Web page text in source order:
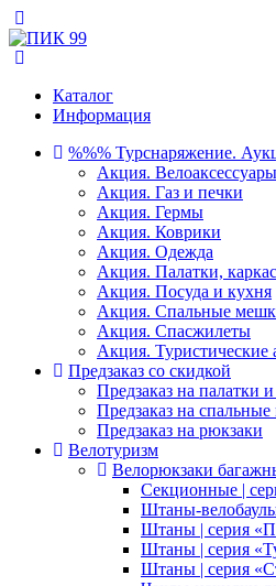
Каталог
Информация
%%% Турснаряжение.
Акция. Велоаксессуары
Акция. Газ и печки
Акция. Гермы
Акция. Коврики
Акция. Одежда
Акция. Палатки,
Акция. Посуда и кухня
Акция. Спальные
Акция. Спасжилеты
Акция. Туристические
Предзаказ со скидкой
Предзаказ на палатки
Предзаказ на
Предзаказ на рюкзаки
Велотуризм
Велорюкзаки
Секционные |
Штаны-
Штаны | серия
Штаны | серия
Штаны | серия